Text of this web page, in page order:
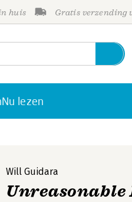
huis Gratis verzending
Nu lezen
Will Guidara